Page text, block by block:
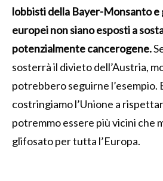
lobbisti della Bayer-Monsanto e
europei non siano esposti a
potenzialmente cancerogene.
sosterrà il divieto dell’Austria,
potrebbero seguirne l’esempio.
costringiamo l’Unione a
potremmo essere più vicini che
glifosato per tutta l’Europa.